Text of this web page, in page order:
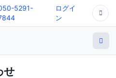
5291-
ログイ
ン
せ